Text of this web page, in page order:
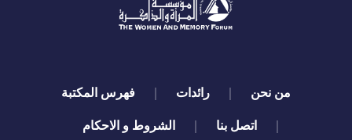
quick links
من نحن رائدات
فهرس المكتبة
اتصل بنا
الشروط و الاحكام